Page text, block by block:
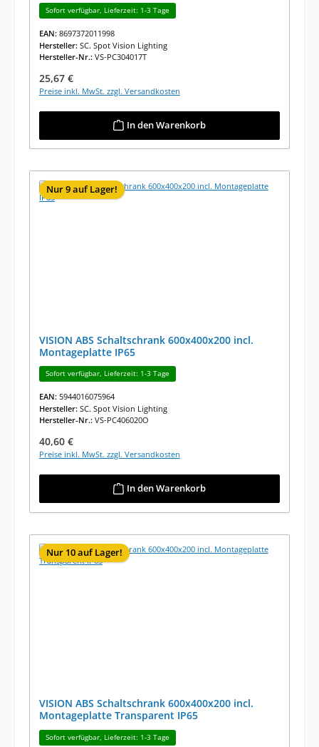
Sofort verfügbar, Lieferzeit: 1-3 Tage
EAN: 8697372011998
Hersteller: SC. Spot Vision Lighting
Hersteller-Nr.: VS-PC304017T
Regulärer Preis:
25,67 €
Preise inkl. MwSt. zzgl. Versandkosten
In den Warenkorb
Nur 9 auf Lager!
VISION ABS Schaltschrank 600x400x200 incl.
Montageplatte IP65
Sofort verfügbar, Lieferzeit: 1-3 Tage
EAN: 5944016075964
Hersteller: SC. Spot Vision Lighting
Hersteller-Nr.: VS-PC406020O
Regulärer Preis:
40,60 €
Preise inkl. MwSt. zzgl. Versandkosten
In den Warenkorb
Nur 10 auf Lager!
VISION ABS Schaltschrank 600x400x200 incl.
Montageplatte Transparent IP65
Sofort verfügbar, Lieferzeit: 1-3 Tage